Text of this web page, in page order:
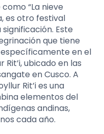
“La nieve
es otro festival
Este
que tiene
específicamente en el
ubicado en las
en Cusco. A
Rit’i es una
elementos del
andinas,
cada año.